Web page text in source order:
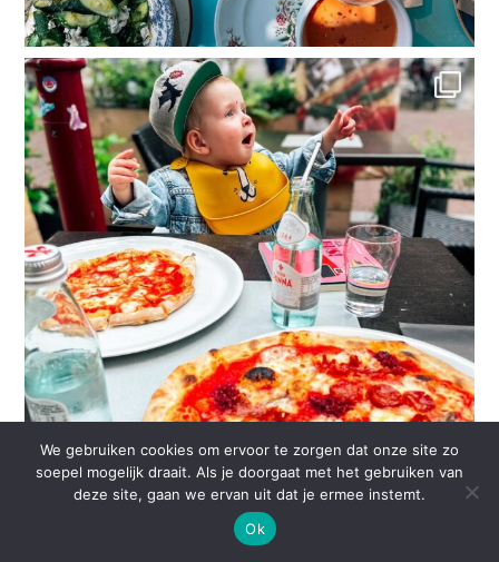
We gebruiken cookies om ervoor te zorgen dat onze site zo
soepel mogelijk draait. Als je doorgaat met het gebruiken van
deze site, gaan we ervan uit dat je ermee instemt.
Ok